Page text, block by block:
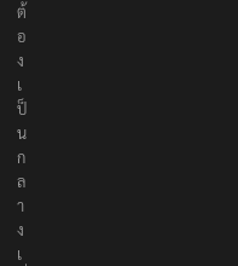
ต้
อ
ง
เ
ป็
น
ก
ล
า
ง
เ